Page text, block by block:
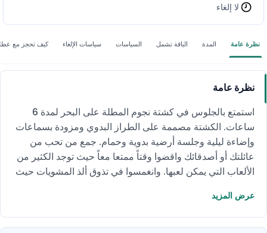
لا إلغاء
نظرة عامة المدة الباقة تشمل السياسات سياسات الإلغاء كيف تحجز مع
نظرة عامة
استمتع بالجلوس في كشتة نجوم المطلة على البحر لمدة 6
ساعات. الكشتة مصممة على الطراز البدوي ومزودة بسماعات
وإضاءة ليلية وجلسة أرضية بدوية وحمام. جمع من تحب من
عائلتك أو أصدقائك واقضوا وقتاً ممتعا معاً حيث توجد الكثير من
الألعاب التي يمكن لعبها. وانغمسوا في تذوق ألذ المشويات حيث
والمناظر الطبيعية الخلابة التي تطل عليها الكشتة، كما أنها تطل
على برج التجارة الدولي.لا تفوت هذه الفرصة الرائعة واحجز
عرض المزيد